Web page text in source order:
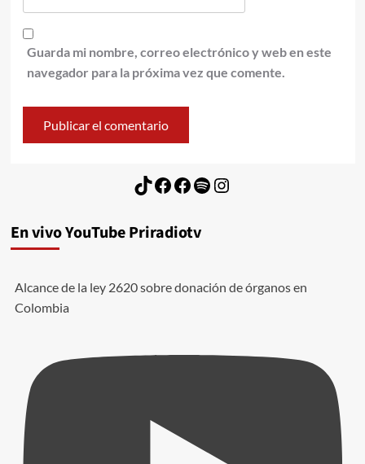
Guarda mi nombre, correo electrónico y web en este
navegador para la próxima vez que comente.
TikTok
Facebook
Facebook
Spotify
Instagram
En vivo YouTube Priradiotv
Alcance de la ley 2620 sobre donación de órganos en
Colombia